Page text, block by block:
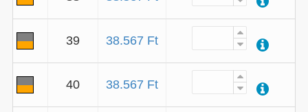
39 38.567 Ft
40 38.567 Ft